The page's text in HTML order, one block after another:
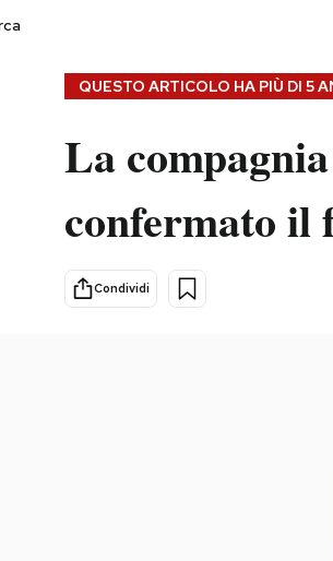
Storie/Idee
Ok Boomer!
QUESTO ARTICOLO HA PIÙ DI 5
La
confermato
Condividi